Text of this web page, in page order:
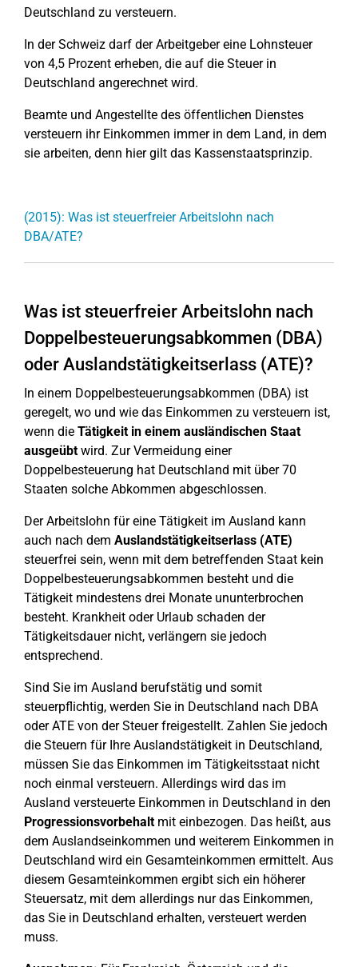
Deutschland zu versteuern.
In der Schweiz darf der Arbeitgeber eine Lohnsteuer
von 4,5 Prozent erheben, die auf die Steuer in
Deutschland angerechnet wird.
Beamte und Angestellte des öffentlichen Dienstes
versteuern ihr Einkommen immer in dem Land, in dem
sie arbeiten, denn hier gilt das Kassenstaatsprinzip.
(2015): Was ist steuerfreier Arbeitslohn nach
DBA/ATE?
Was ist steuerfreier Arbeitslohn nach
Doppelbesteuerungsabkommen (DBA)
oder Auslandstätigkeitserlass (ATE)?
In einem Doppelbesteuerungsabkommen (DBA) ist
geregelt, wo und wie das Einkommen zu versteuern ist,
wenn die Tätigkeit in einem ausländischen Staat
ausgeübtwird. Zur Vermeidung einer
Doppelbesteuerung hat Deutschland mit über 70
Staaten solche Abkommen abgeschlossen.
Der Arbeitslohn für eine Tätigkeit im Ausland kann
auch nach dem Auslandstätigkeitserlass (ATE)
steuerfrei sein, wenn mit dem betreffenden Staat kein
Doppelbesteuerungsabkommen besteht und die
Tätigkeit mindestens drei Monate ununterbrochen
besteht. Krankheit oder Urlaub schaden der
Tätigkeitsdauer nicht, verlängern sie jedoch
entsprechend.
Sind Sie im Ausland berufstätig und somit
steuerpflichtig, werden Sie in Deutschland nach DBA
oder ATE von der Steuer freigestellt. Zahlen Sie jedoch
die Steuern für Ihre Auslandstätigkeit in Deutschland,
müssen Sie das Einkommen im Tätigkeitsstaat nicht
noch einmal versteuern. Allerdings wird das im
Ausland versteuerte Einkommen in Deutschland in den
Progressionsvorbehaltmit einbezogen. Das heißt, aus
dem Auslandseinkommen und weiterem Einkommen in
Deutschland wird ein Gesamteinkommen ermittelt. Aus
diesem Gesamteinkommen ergibt sich ein höherer
Steuersatz, mit dem allerdings nur das Einkommen,
das Sie in Deutschland erhalten, versteuert werden
muss.